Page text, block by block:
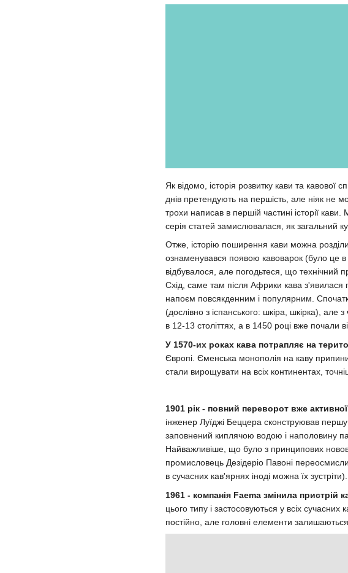
Як відомо, історія розвитку кави та кавової
днів претендують на першість, але ніяк не
трохи написав в першій частині історії
серія статей замислювалася, як загальний
Отже, історію поширення кави можна
ознаменувався появою кавоварок (було це в
відбувалося, але погодьтеся, що технічний
Схід, саме там після Африки кава з'явилася
напоєм повсякденним і популярним.
(дослівно з іспанського: шкіра, шкірка), але
в 12-13 століттях, а в 1450 році вже почали
У 1570-их роках кава потрапляє на
Європі. Єменська монополія на каву
стали вирощувати на всіх континентах,
1901 рік - повний переворот вже
інженер Луїджі Беццера сконструював
заповнений киплячою водою і наполовину
Найважливіше, що було з принципових
промисловець Дезідеріо Павоні
в сучасних кав'ярнях іноді можна їх
1961 - компанія Faema змінила пристрій
цього типу і застосовуються у всіх
постійно, але головні елементи